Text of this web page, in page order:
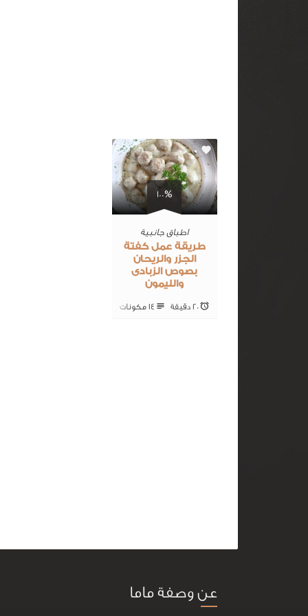
100%
0
اطباق جانبية
طريقة عمل كفتة
الجزر والريحان
بصوص الزبادى
والليمون
20 ‎دقيقة 14 ‎مكونات
عن وصفة ماما